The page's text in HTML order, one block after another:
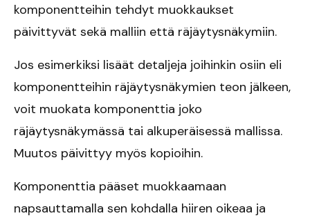
komponentteihin tehdyt muokkaukset
päivittyvät sekä malliin että räjäytysnäkymiin.
Jos esimerkiksi lisäät detaljeja joihinkin osiin eli
komponentteihin räjäytysnäkymien teon jälkeen,
voit muokata komponenttia joko
räjäytysnäkymässä tai alkuperäisessä mallissa.
Muutos päivittyy myös kopioihin.
Komponenttia pääset muokkaamaan
napsauttamalla sen kohdalla hiiren oikeaa ja